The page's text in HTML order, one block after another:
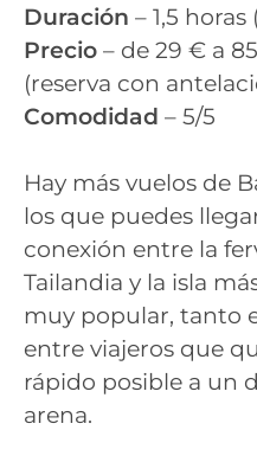
Duración – 1,5
Precio – de 29 € a
(reserva con
Comodidad – 5/5
Hay más vuelos de
los que puedes
conexión entre la
Tailandia y la isla
muy popular, tanto
entre viajeros que
rápido posible a un
arena.